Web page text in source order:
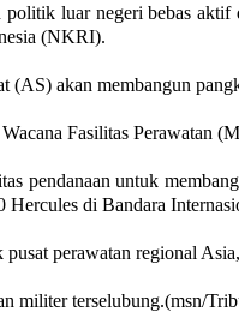
luar negeri bebas
(NKRI).
akan membangun
Fasilitas Perawatan
pendanaan untuk
di Bandara
perawatan regional
militer terselubung.(msn/